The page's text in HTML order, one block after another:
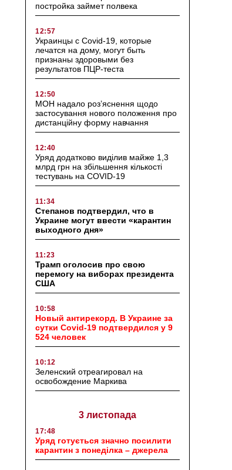
постройка займет полвека
12:57
Украинцы с Covid-19, которые
лечатся на дому, могут быть
признаны здоровыми без
результатов ПЦР-теста
12:50
МОН надало роз’яснення щодо
застосування нового положення про
дистанційну форму навчання
12:40
Уряд додатково виділив майже 1,3
млрд грн на збільшення кількості
тестувань на COVID-19
11:34
Степанов подтвердил, что в
Украине могут ввести «карантин
выходного дня»
11:23
Трамп оголосив про свою
перемогу на виборах президента
США
10:58
Новый антирекорд. В Украине за
сутки Covid-19 подтвердился у 9
524 человек
10:12
Зеленский отреагировал на
освобождение Маркива
3 листопада
17:48
Уряд готується значно посилити
карантин з понеділка – джерела